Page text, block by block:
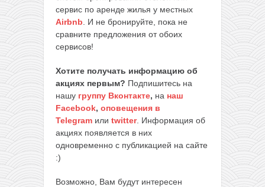
сервис по аренде жилья у местных
Airbnb . И не бронируйте, пока не
сравните предложения от обоих
сервисов!
Хотите получать информацию об
акциях первым? Подпишитесь на
нашу группу Вконтакте, на наш
Facebook, оповещения в
Telegram или twitter. Информация об
акциях появляется в них
одновременно с публикацией на сайте
:)
Возможно, Вам будут интересен